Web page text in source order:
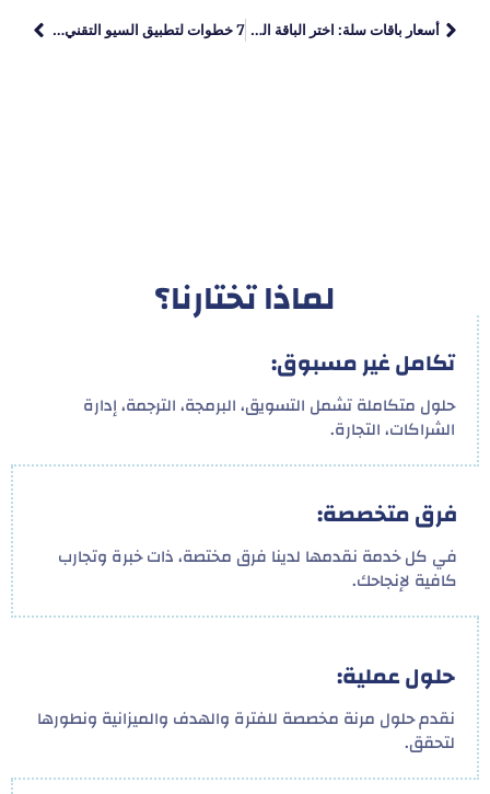
أسعار باقات سلة: اختر الباقة المثالية 7 خطوات لتطبيق السيو التقني علي موقعك
لماذا تختارنا؟
تكامل غير مسبوق:
حلول متكاملة تشمل التسويق، البرمجة، الترجمة، إدارة
الشراكات، التجارة.
فرق متخصصة:
في كل خدمة نقدمها لدينا فرق مختصة، ذات خبرة وتجارب
كافية لإنجاحك.
حلول عملية:
نقدم حلول مرنة مخصصة للفترة والهدف والميزانية ونطورها
لتحقق.